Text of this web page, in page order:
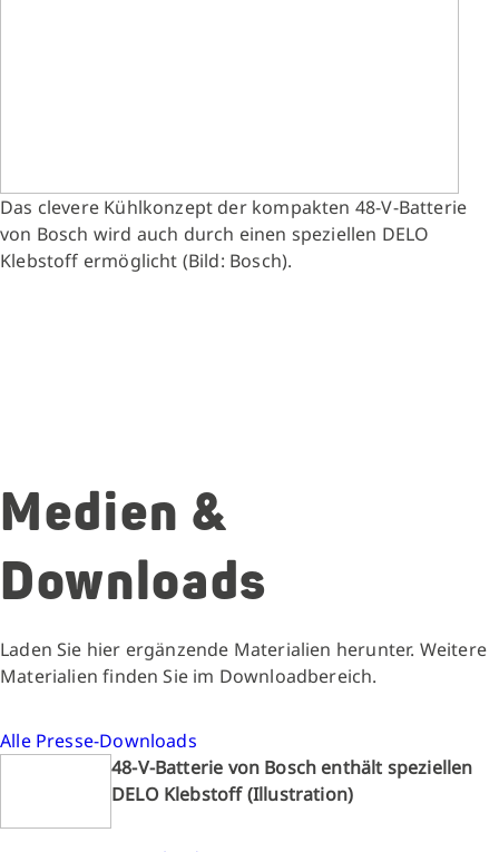
Das clevere Kühlkonzept der kompakten 48-V-Batterie
von Bosch wird auch durch einen speziellen DELO
Klebstoff ermöglicht (Bild: Bosch).
Medien &
Downloads
Laden Sie hier ergänzende Materialien herunter. Weitere
Materialien finden Sie im Downloadbereich.
Alle Presse-Downloads
48-V-Batterie von Bosch enthält speziellen
DELO Klebstoff (Illustration)